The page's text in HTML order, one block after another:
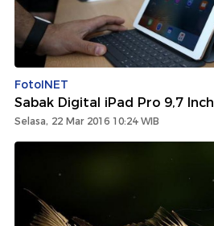
FotoINET
Sabak Digital iPad Pro 9,7 Inch
Selasa, 22 Mar 2016 10:24 WIB